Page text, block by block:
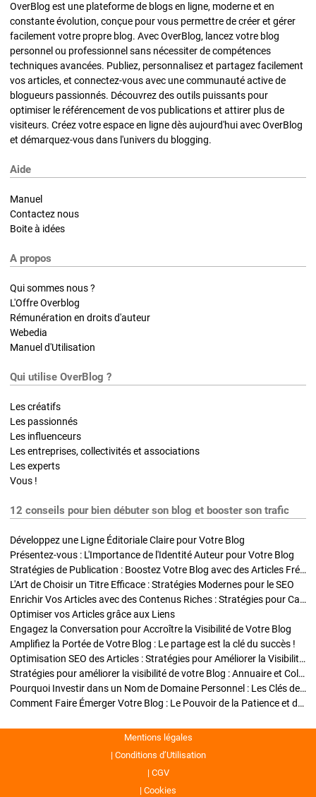
OverBlog est une plateforme de blogs en ligne, moderne et en
constante évolution, conçue pour vous permettre de créer et gérer
facilement votre propre blog. Avec OverBlog, lancez votre blog
personnel ou professionnel sans nécessiter de compétences
techniques avancées. Publiez, personnalisez et partagez facilement
vos articles, et connectez-vous avec une communauté active de
blogueurs passionnés. Découvrez des outils puissants pour
optimiser le référencement de vos publications et attirer plus de
visiteurs. Créez votre espace en ligne dès aujourd'hui avec OverBlog
et démarquez-vous dans l'univers du blogging.
Aide
Manuel
Contactez nous
Boite à idées
A propos
Qui sommes nous ?
L'Offre Overblog
Rémunération en droits d'auteur
Webedia
Manuel d'Utilisation
Qui utilise OverBlog ?
Les créatifs
Les passionnés
Les influenceurs
Les entreprises, collectivités et associations
Les experts
Vous !
12 conseils pour bien débuter son blog et booster son trafic
Développez une Ligne Éditoriale Claire pour Votre Blog
Présentez-vous : L'Importance de l'Identité Auteur pour Votre Blog
Stratégies de Publication : Boostez Votre Blog avec des Articles Fréquents et Exclusifs
L'Art de Choisir un Titre Efficace : Stratégies Modernes pour le SEO
Enrichir Vos Articles avec des Contenus Riches : Stratégies pour Captiver et Optimiser
Optimiser vos Articles grâce aux Liens
Engagez la Conversation pour Accroître la Visibilité de Votre Blog
Amplifiez la Portée de Votre Blog : Le partage est la clé du succès !
Optimisation SEO des Articles : Stratégies pour Améliorer la Visibilité de Votre Blog
Stratégies pour améliorer la visibilité de votre Blog : Annuaire et Collaborations
Pourquoi Investir dans un Nom de Domaine Personnel : Les Clés de la Réussite de Votre Blog
Comment Faire Émerger Votre Blog : Le Pouvoir de la Patience et de la Persévérance
Mentions légales
Conditions d’Utilisation
CGV
Cookies